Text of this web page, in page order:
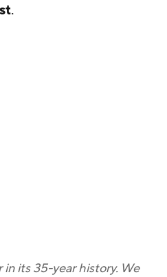
.
its 35-year history. We